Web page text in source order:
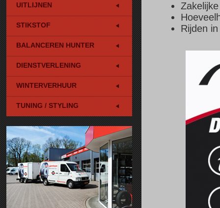
UITLIJNEN
STIKSTOF
BALANCEREN HUNTER
DIENSTVERLENING
WINTERVERHUUR
TUNING / STYLING
Rijden